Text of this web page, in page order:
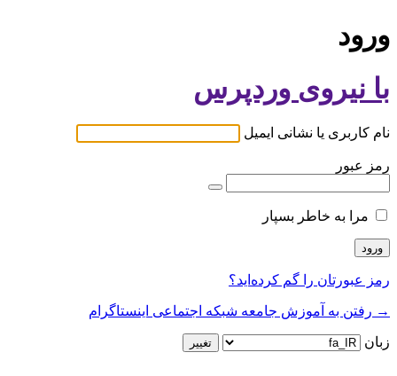
ورود
با نیروی وردپرس
نام کاربری یا نشانی ایمیل
رمز عبور
مرا به خاطر بسپار
رمز عبورتان را گم کرده‌اید؟
→ رفتن به آموزش جامعه شبکه اجتماعی اینستاگرام
زبان